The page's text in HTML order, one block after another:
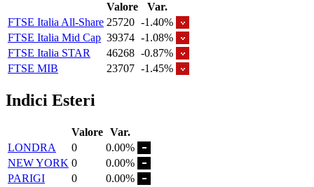
Valore
Var.
FTSE Italia All-Share 25720 -1.40%
FTSE Italia Mid Cap 39374 -1.08%
FTSE Italia STAR
46268 -0.87%
FTSE MIB
23707 -1.45%
Indici Esteri
Valore Var.
LONDRA
0
0.00%
NEW YORK 0
0.00%
PARIGI
0
0.00%